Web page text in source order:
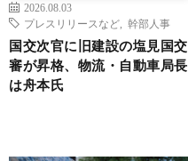
2026.08.03
プレスリリースなど
幹部人事
国交次官に旧建設の塩見国交
審が昇格、物流・自動車局長
は舟本氏